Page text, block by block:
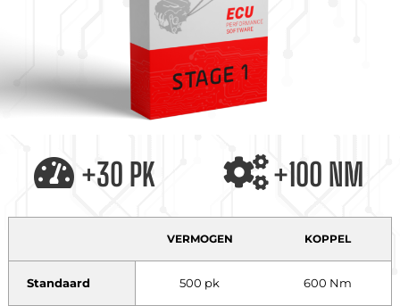
+30 PK +100 NM
VERMOGEN KOPPEL
Standaard 500 pk 600 Nm